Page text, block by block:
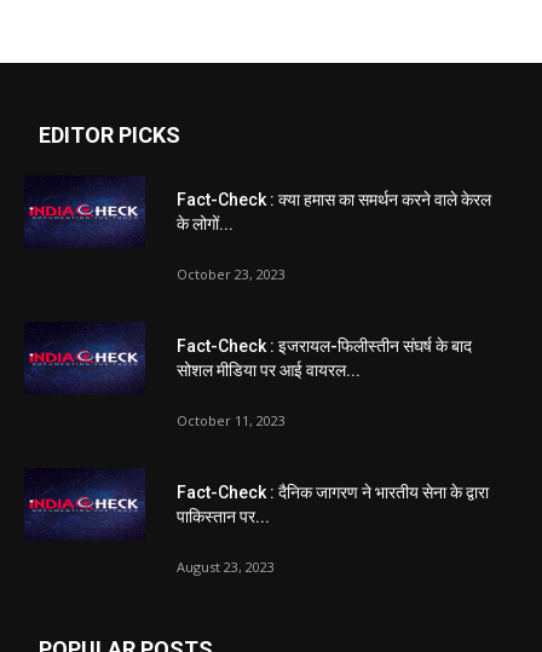
EDITOR PICKS
Fact-Check : क्या हमास का समर्थन करने वाले केरल
के लोगों...
October 23, 2023
Fact-Check : इजरायल-फिलीस्तीन संघर्ष के बाद
सोशल मीडिया पर आई वायरल...
October 11, 2023
Fact-Check : दैनिक जागरण ने भारतीय सेना के द्वारा
पाकिस्तान पर...
August 23, 2023